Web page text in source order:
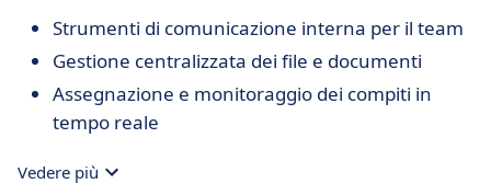
Strumenti di comunicazione interna per il team
Gestione centralizzata dei file e documenti
Assegnazione e monitoraggio dei compiti in
tempo reale
Vedere più